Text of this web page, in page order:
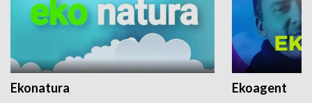
Ekonatura Ekoagent